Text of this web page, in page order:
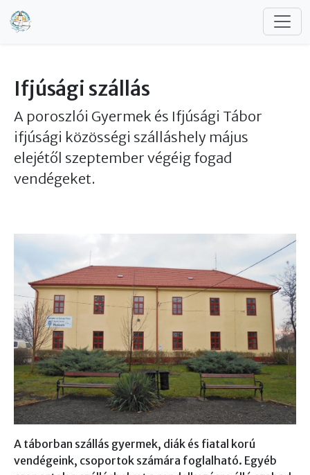
Ugrás a tartalomra
Ifjúsági szállás
A poroszlói Gyermek és Ifjúsági Tábor
ifjúsági közösségi szálláshely május
elejétől szeptember végéig fogad
vendégeket.
A táborban szállás gyermek, diák és fiatal korú
vendégeink, csoportok számára foglalható. Egyéb